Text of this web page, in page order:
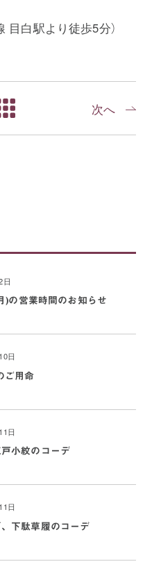
目白駅より徒歩5分）
次へ
日
)の営業時間のお知らせ
日
ご用命
日
小紋のコーデ
日
下駄草履のコーデ